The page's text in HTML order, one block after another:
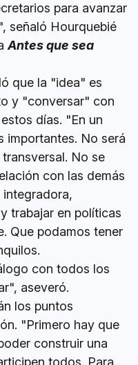
para avanzar
señaló Hourquebié
Antes que sea
que la "idea" es
y "conversar" con
días. "En un
importantes. No será
No se
con las demás
integradora,
trabajar en políticas
Que podamos tener
con todos los
aseveró.
los puntos
"Primero hay que
construir una
todos. Para